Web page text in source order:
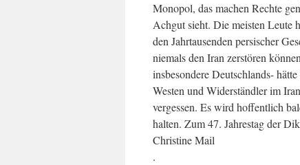
Monopol, das machen Rechte
Achgut sieht. Die meisten Leute
den Jahrtausenden persischer
niemals den Iran zerstören
insbesondere Deutschlands-
Westen und Widerständler im
vergessen. Es wird hoffentlich
halten. Zum 47. Jahrestag der
Christine Mail
.